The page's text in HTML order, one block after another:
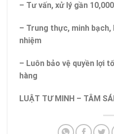
– Tư vấn, xử lý gần
– Trung thực, minh
nhiệm
– Luôn bảo vệ quyền lợi
hàng
LUẬT TƯ MINH – TÂM